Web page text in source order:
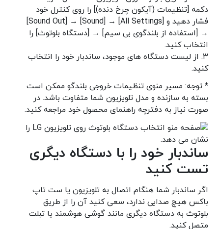
دکمه [تنظیمات (آیکون چرخ دنده)] را روی کنترل خود
فشار دهید و [All Settings] → [Sound] → [Sound Out]
→ [استفاده از بلندگوی بی سیم] → [دستگاه بلوتوث] را
انتخاب کنید.
۳. از لیست دستگاه های موجود، ساندبار خود را انتخاب
کنید.
* توجه: مسیر منوی تنظیمات خروجی بلندگو ممکن است
بسته به سازنده و مدل تلویزیون شما متفاوت باشد. در
صورت نیاز به دفترچه راهنمای محصول خود مراجعه کنید.
ساندبار خود را با دستگاه دیگری
تست کنید
اگر ساندبار شما هنگام اتصال به تلویزیون یا ست تاپ
باکس هیچ صدایی ندارد، سعی کنید آن را از طریق
بلوتوث به دستگاه دیگری مانند گوشی هوشمند یا تبلت
متصل کنید.